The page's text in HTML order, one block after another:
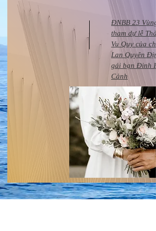
ĐNBB 23
tham dự lễ
Vu Quy của
Lan Quyên
gái bạn Đinh
Cảnh